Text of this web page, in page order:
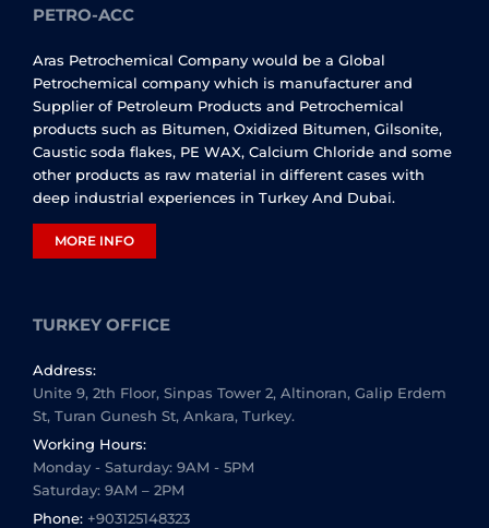
PETRO-ACC
Aras Petrochemical Company would be a Global
Petrochemical company which is manufacturer and
Supplier of Petroleum Products and Petrochemical
products such as Bitumen, Oxidized Bitumen, Gilsonite,
Caustic soda flakes, PE WAX, Calcium Chloride and some
other products as raw material in different cases with
deep industrial experiences in Turkey And Dubai.
MORE INFO
TURKEY OFFICE
Address:
Unite 9, 2th Floor, Sinpas Tower 2, Altinoran, Galip Erdem
St, Turan Gunesh St, Ankara, Turkey.
Working Hours:
Monday - Saturday: 9AM - 5PM
Saturday: 9AM – 2PM
Phone: +903125148323